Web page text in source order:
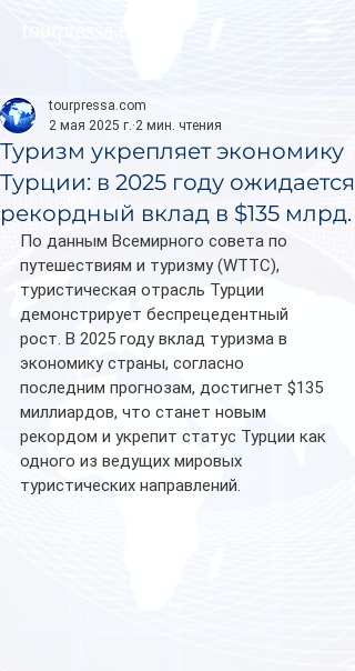
Туризм укрепляет экономику
Турции: в 2025 году ожидается
рекордный вклад в $135 млрд.
tourpressa.com
2 мая 2025 г. 2 мин. чтения
По данным Всемирного совета по
путешествиям и туризму (WTTC),
туристическая отрасль Турции
демонстрирует беспрецедентный
рост. В 2025 году вклад туризма в
экономику страны, согласно
последним прогнозам, достигнет $135
миллиардов, что станет новым
рекордом и укрепит статус Турции как
одного из ведущих мировых
туристических направлений.